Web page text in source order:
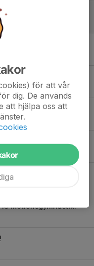
9 januari!
vårterminen!
Motionsgymnastik!
för att vår
dig. De används
att hjälpa oss att